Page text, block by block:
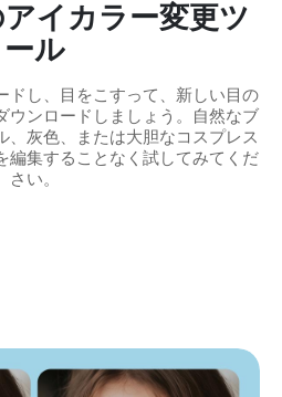
イカラー変更ツ
ール
ドし、目をこすって、新しい目の
ウンロードしましょう。自然なブ
、灰色、または大胆なコスプレス
編集することなく試してみてくだ
さい。